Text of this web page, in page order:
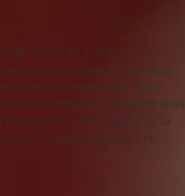
fabricación de acero
los procesos industriales
los hacen posibles. Entre
en transformación, las fotografías
maquinaria hacia los gestos, la
el cuerpo humano y la